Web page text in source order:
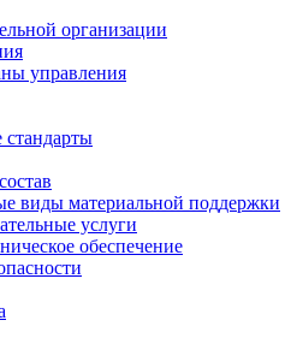
организации
управления
стандарты
виды материальной поддержки
услуги
обеспечение